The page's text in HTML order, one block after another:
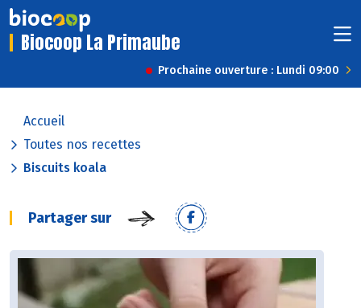
Biocoop La Primaube
Prochaine ouverture : Lundi 09:00
Accueil
Toutes nos recettes
Biscuits koala
Partager sur